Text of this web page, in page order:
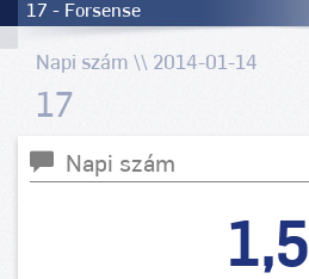
17 - Forsense
Napi szám \\ 2014-01-14
17
Napi szám
1,5